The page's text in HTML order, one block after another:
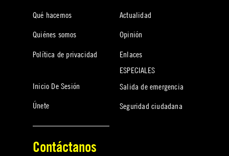
Qué hacemos
Quiénes somos
Política de privacidad
Inicio De Sesión
Únete
Actualidad
Opinión
Enlaces
ESPECIALES
Salida de emergencia
Seguridad ciudadana
Contáctanos